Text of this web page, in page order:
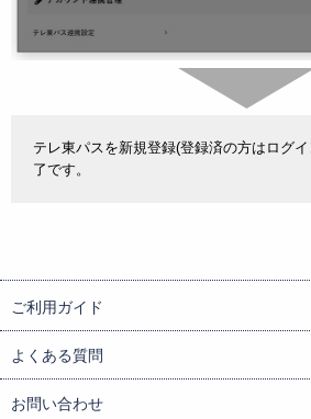
テレ東パスを新規登録(登録済の方はログ
了です。
ご利用ガイド
よくある質問
お問い合わせ